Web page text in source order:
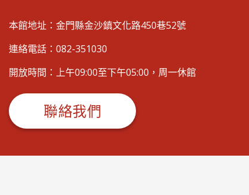
本館地址：金門縣金沙鎮文化路450巷52號
連絡電話：082-351030
開放時間：上午09:00至下午05:00，周一休館
聯絡我們